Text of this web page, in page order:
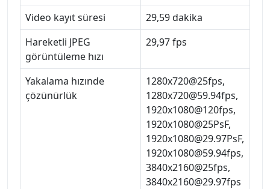
Video kayıt süresi
29,59 dakika
Hareketli JPEG
görüntüleme hızı
29,97 fps
Yakalama hızınde
çözünürlük
1280x720@25fps,
1280x720@59.94fps,
1920x1080@120fps,
1920x1080@25PsF,
1920x1080@29.97PsF,
1920x1080@59.94fps,
3840x2160@25fps,
3840x2160@29.97fps